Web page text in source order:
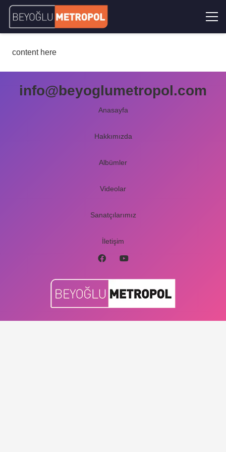
content here
info@beyoglumetropol.com
Anasayfa
Hakkımızda
Albümler
Videolar
Sanatçılarımız
İletişim